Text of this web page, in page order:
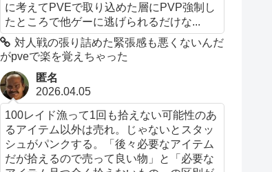
に考えてPVEで取り込めた層にPVP強制し
たところで他ゲーに逃げられるだけな...
対人戦の張り詰めた緊張感も悪くないんだ
がpveで楽を覚えちゃった
匿名
2026.04.05
100レイド漁って1回も拾えない可能性のあ
るアイテム以外は売れ。じゃないとスタッ
シュがパンクする。「後々必要なアイテム
だが拾えるので売って良い物」と「必要な